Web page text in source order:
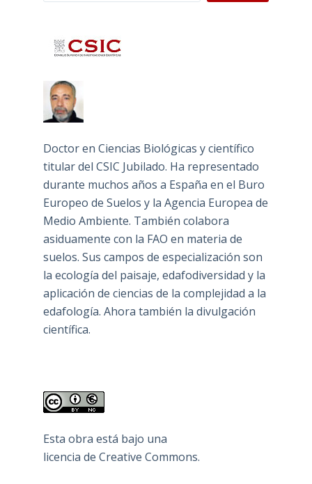
Doctor en Ciencias Biológicas y científico
titular del CSIC Jubilado. Ha representado
durante muchos años a España en el Buro
Europeo de Suelos y la Agencia Europea de
Medio Ambiente. También colabora
asiduamente con la FAO en materia de
suelos. Sus campos de especialización son
la ecología del paisaje, edafodiversidad y la
aplicación de ciencias de la complejidad a la
edafología. Ahora también la divulgación
científica.
Esta obra está bajo una
licencia de Creative Commons.